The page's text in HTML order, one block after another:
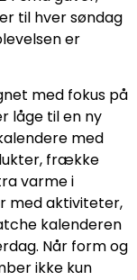
til hver søndag
er
med fokus på
låge til en ny
med
frække
varme i
med aktiviteter,
kalenderen
Når form og
ikke kun